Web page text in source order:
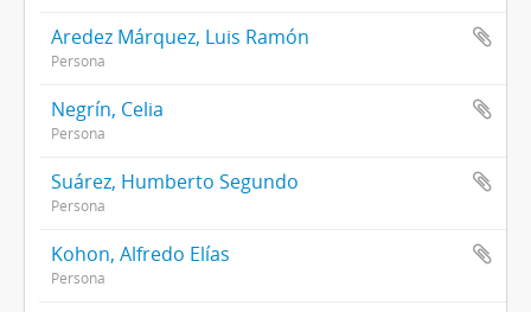
Aredez Márquez, Luis Ramón
Persona
Negrín, Celia
Persona
Suárez, Humberto Segundo
Persona
Kohon, Alfredo Elías
Persona